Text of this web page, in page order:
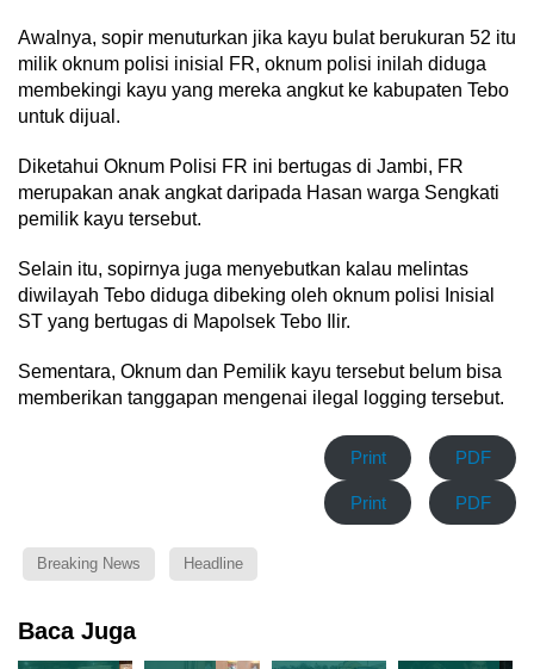
Awalnya, sopir menuturkan jika kayu bulat berukuran 52 itu
milik oknum polisi inisial FR, oknum polisi inilah diduga
membekingi kayu yang mereka angkut ke kabupaten Tebo
untuk dijual.
Diketahui Oknum Polisi FR ini bertugas di Jambi, FR
merupakan anak angkat daripada Hasan warga Sengkati
pemilik kayu tersebut.
Selain itu, sopirnya juga menyebutkan kalau melintas
diwilayah Tebo diduga dibeking oleh oknum polisi Inisial
ST yang bertugas di Mapolsek Tebo Ilir.
Sementara, Oknum dan Pemilik kayu tersebut belum bisa
memberikan tanggapan mengenai ilegal logging tersebut.
Print PDF
Print PDF
Breaking News Headline
Baca Juga